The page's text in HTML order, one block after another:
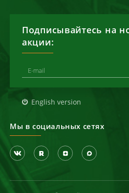
Подписывайтесь на
акции:
English version
Мы в социальных сетях